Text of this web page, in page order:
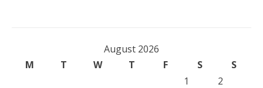
August 2026
M
T W T F S
S
1
2